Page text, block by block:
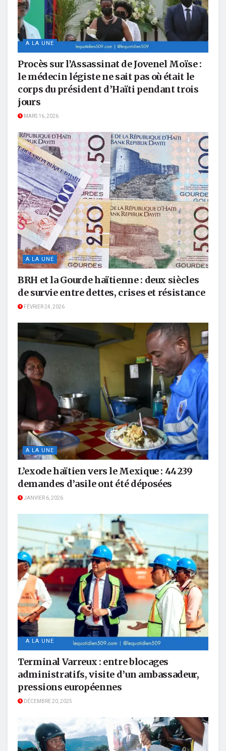
A LA UNE
Procès sur l’Assassinat de Jovenel Moïse :
le médecin légiste ne sait pas où était le
corps du président d’Haïti pendant trois
jours
MARS 16, 2026
A LA UNE
BRH et la Gourde haïtienne : deux siècles
de survie entre dettes, crises et résistance
FÉVRIER 24, 2026
A LA UNE
L’exode haïtien vers le Mexique : 44 239
demandes d’asile ont été déposées
JANVIER 6, 2026
A LA UNE
Terminal Varreux : entre blocages
administratifs, visite d’un ambassadeur,
pressions européennes
DÉCEMBRE 20, 2025